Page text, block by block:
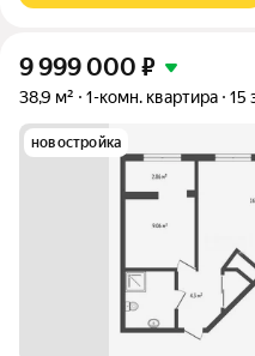
9 999 000 ₽
38,9 м² 1-комн. квартира 15
новостройка